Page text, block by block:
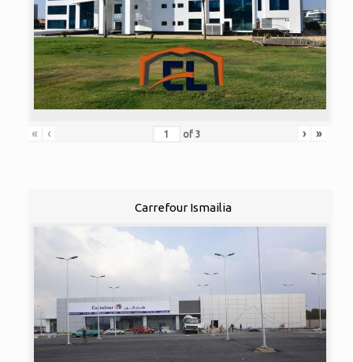
« ‹ of 3 › »
Carrefour Ismailia